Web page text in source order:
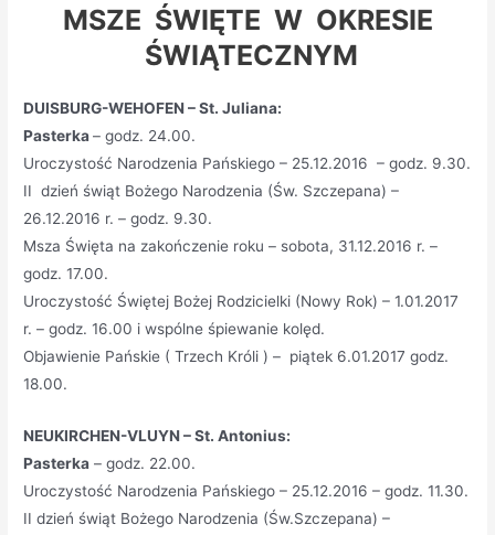
MSZE ŚWIĘTE W OKRESIE
ŚWIĄTECZNYM
DUISBURG-WEHOFEN – St. Juliana:
Pasterka– godz. 24.00.
Uroczystość Narodzenia Pańskiego – 25.12.2016 – godz. 9.30.
II dzień świąt Bożego Narodzenia (Św. Szczepana) –
26.12.2016 r. – godz. 9.30.
Msza Święta na zakończenie roku – sobota, 31.12.2016 r. –
godz. 17.00.
Uroczystość Świętej Bożej Rodzicielki (Nowy Rok) – 1.01.2017
r. – godz. 16.00 i wspólne śpiewanie kolęd.
Objawienie Pańskie ( Trzech Króli ) – piątek 6.01.2017 godz.
18.00.
NEUKIRCHEN-VLUYN – St. Antonius:
Pasterka – godz. 22.00.
Uroczystość Narodzenia Pańskiego – 25.12.2016 – godz. 11.30.
II dzień świąt Bożego Narodzenia (Św.Szczepana) –